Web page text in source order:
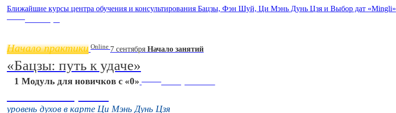
Ближайшие курсы центра обучения и консультирования Бацзы, Фэн Шуй, Ци Мэнь Дунь Цзя и Выбор дат «Mingli»
Начало практики Online 7 сентября Начало занятий
«Бацзы: путь к удаче»
1 Модуль для новичков с «0» 16 августа 11:00
уровень духов в карте Ци Мэнь Дунь Цзя